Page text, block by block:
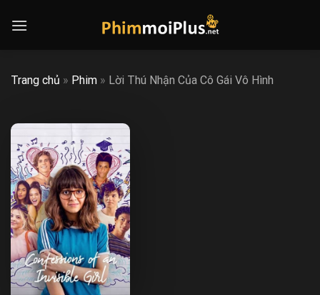
Trang chủ » Phim » Lời Thú Nhận Của Cô Gái Vô Hình